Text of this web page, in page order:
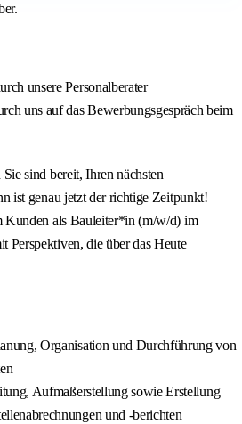
unsere Personalberater
uns auf das Bewerbungsgespräch beim
sind bereit, Ihren nächsten
ist genau jetzt der richtige Zeitpunkt!
Kunden als Bauleiter*in (m/w/d) im
Perspektiven, die über das Heute
Organisation und Durchführung von
Aufmaßerstellung sowie Erstellung
und -berichten